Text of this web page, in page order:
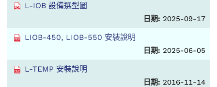
L-IOB 設備選型圖
日期: 2025-09-17
LIOB-450, LIOB-550 安裝說明
日期: 2025-06-05
L-TEMP 安裝說明
日期: 2016-11-14